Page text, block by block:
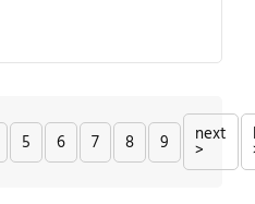
5 6 7 8 9 next
>